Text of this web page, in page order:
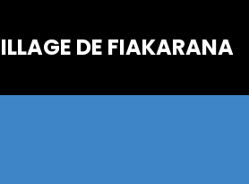
DE FIAKARANA